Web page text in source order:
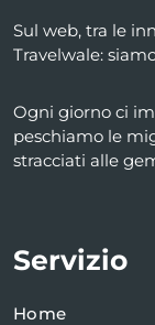
Sul web, tra le
Travelwale:
Ogni giorno ci
peschiamo le
stracciati alle
Servizio
Home